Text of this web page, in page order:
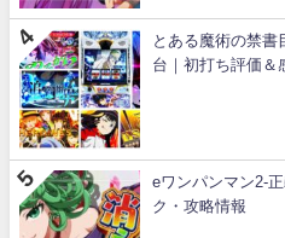
とある魔術の禁書
台｜初打ち評価＆
eワンパンマン2-
ク・攻略情報